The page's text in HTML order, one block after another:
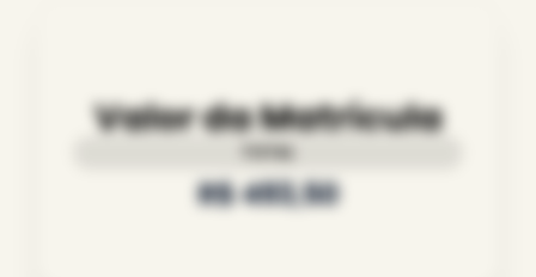
Valor da Matrícula
R$ 493,50